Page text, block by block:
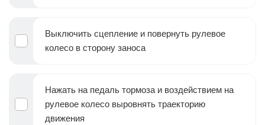
Выключить сцепление и повернуть рулевое
колесо в сторону заноса
Нажать на педаль тормоза и воздействием на
рулевое колесо выровнять траекторию
движения